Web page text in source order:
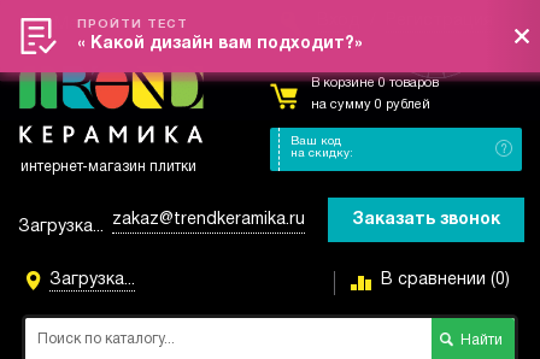
ПРОЙТИ ТЕСТ
« Какой дизайн вам подходит?»
Меню
интернет-магазин плитки
Загрузка... zakaz@trendkeramika.ru Заказать звонок
Загрузка... В сравнении (0)
В корзине 0 товаров
на сумму 0 рублей
Ваш код
на скидку: